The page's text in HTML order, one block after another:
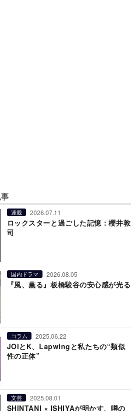
連載 2026.07.11
ロックスターと過ごした記憶：櫻井敦
司
国内ドラマ 2026.08.05
『風、薫る』板橋駿谷の安心感が光る
コラム 2025.06.22
JOIとK、Lapwingと私たちの“類似
性の正体”
文芸 2025.08.01
SHINTANI × ISHIYAが明かす、噂の